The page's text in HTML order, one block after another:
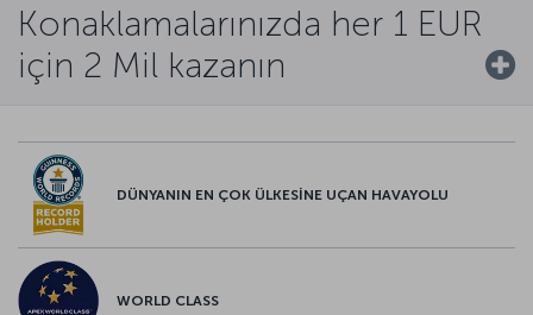
Konaklamalarınızda her 1 EUR
için 2 Mil kazanın
DÜNYANIN EN ÇOK ÜLKESİNE UÇAN HAVAYOLU
WORLD CLASS